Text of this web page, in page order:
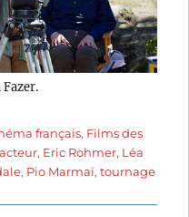
Fazer.
français, Films des
acteur, Eric Rohmer, Léa
, Pio Marmaï,tournage